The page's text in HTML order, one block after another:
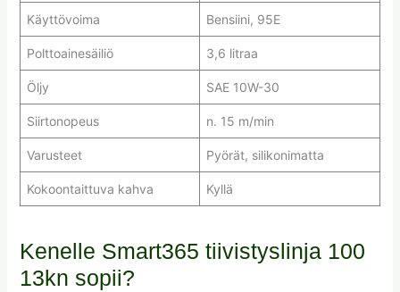
Käyttövoima Bensiini, 95E
Polttoainesäiliö 3,6 litraa
Öljy SAE 10W-30
Siirtonopeus n. 15 m/min
Varusteet Pyörät, silikonimatta
Kokoontaittuva kahva Kyllä
Kenelle Smart365 tiivistyslinja 100
13kn sopii?